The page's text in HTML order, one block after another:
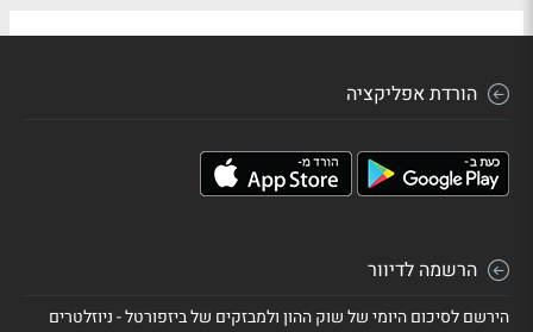
הורדת אפליקציה
הרשמה לדיוור
הירשם לסיכום היומי של שוק ההון ולמבזקים של ביזפורטל - ניוזלטרים